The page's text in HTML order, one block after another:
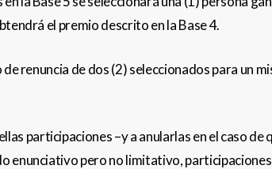
el premio descrito en la Base 4.
renuncia de dos (2) seleccionados para un
participaciones –y a anularlas en el caso
enunciativo pero no limitativo,